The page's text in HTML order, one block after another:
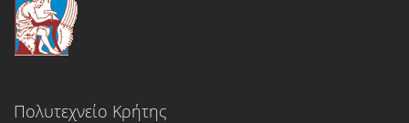
Πολυτεχνείο Κρήτης